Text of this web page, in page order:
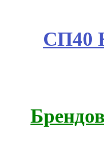
СП40